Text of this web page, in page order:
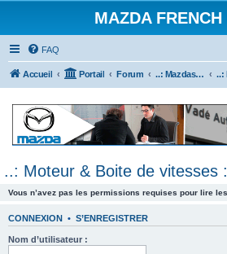
MAZDA
FAQ
Accueil Portail Forum ..: Mazdaspeed & MPS :..
..: Moteur & Boite de vitesses
Vous n’avez pas les permissions requises pour lire
CONNEXION • S’ENREGISTRER
Nom d’utilisateur :